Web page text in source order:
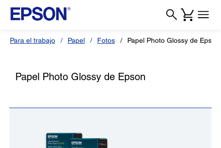
Para el trabajo Papel Fotos Papel Photo Glossy de Epson
Papel Photo Glossy de Epson